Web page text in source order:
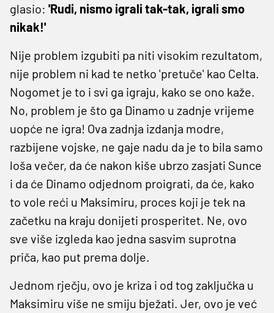
glasio: 'Rudi, nismo igrali tak-tak, igrali smo
nikak!'
Nije problem izgubiti pa niti visokim rezultatom,
nije problem ni kad te netko 'pretuče' kao Celta.
Nogomet je to i svi ga igraju, kako se ono kaže.
No, problem je što ga Dinamo u zadnje vrijeme
uopće ne igra! Ova zadnja izdanja modre,
razbijene vojske, ne gaje nadu da je to bila samo
loša večer, da će nakon kiše ubrzo zasjati Sunce
i da će Dinamo odjednom proigrati, da će, kako
to vole reći u Maksimiru, proces koji je tek na
začetku na kraju donijeti prosperitet. Ne, ovo
sve više izgleda kao jedna sasvim suprotna
priča, kao put prema dolje.
Jednom rječju, ovo je kriza i od tog zaključka u
Maksimiru više ne smiju bježati. Jer, ovo je već